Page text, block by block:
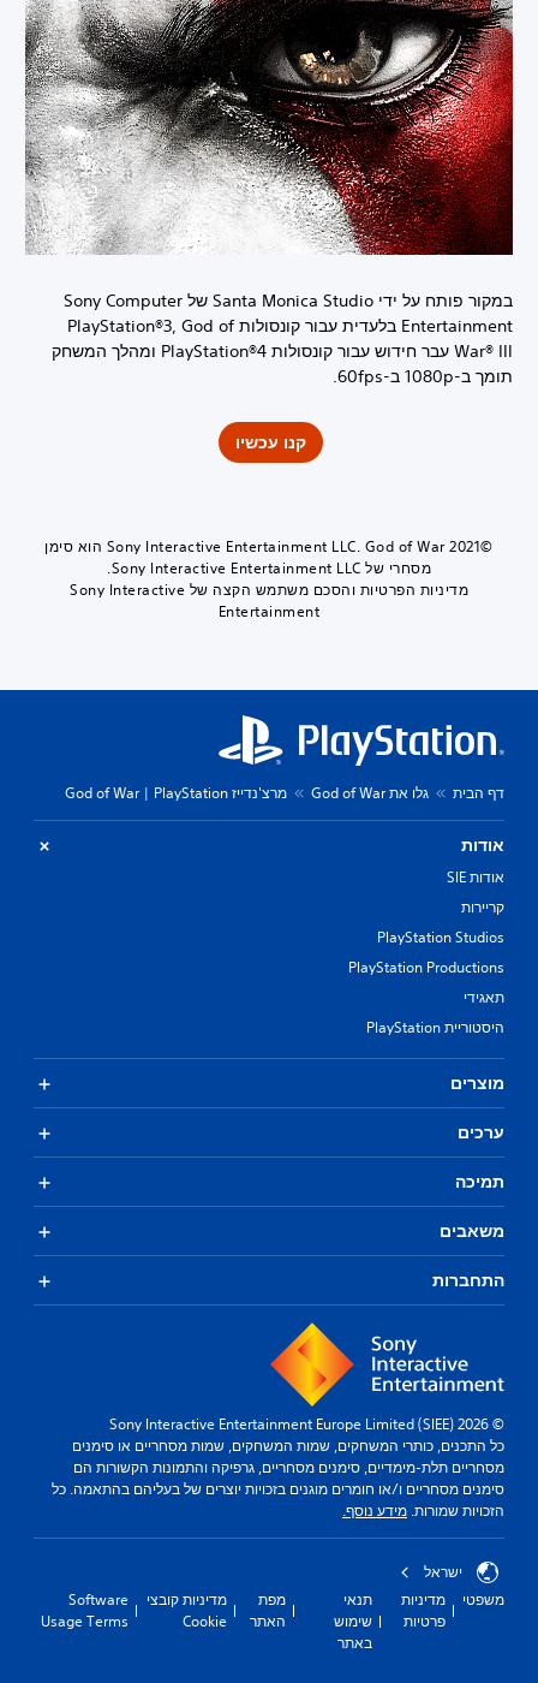
במקור פותח על ידי Santa Monica Studio של Sony Computer
Entertainment בלעדית עבור קונסולות PlayStation®3, God of
War® III עבר חידוש עבור קונסולות PlayStation®4 ומהלך המשחק
תומך ב-1080p ב-60fps.
קנו עכשיו
©2021 Sony Interactive Entertainment LLC. God of War הוא סימן
מסחרי של Sony Interactive Entertainment LLC.
מדיניות הפרטיות והסכם משתמש הקצה של Sony Interactive
Entertainment
דף הבית גלו את God of War מרצ'נדייז God of War | PlayStation
אודות
אודות SIE
קריירות
PlayStation Studios
PlayStation Productions
תאגידי
היסטוריית PlayStation
מוצרים
ערכים
תמיכה
משאבים
התחברות
© 2026 Sony Interactive Entertainment Europe Limited (SIEE)
כל התכנים, כותרי המשחקים, שמות המשחקים, שמות מסחריים או סימנים
מסחריים תלת-מימדיים, סימנים מסחריים, גרפיקה והתמונות הקשורות הם
סימנים מסחריים ו/או חומרים מוגנים בזכויות יוצרים של בעליהם בהתאמה. כל
הזכויות שמורות. מידע נוסף.
ישראל
משפטי
מדיניות
פרטיות
תנאי
שימוש
באתר
מפת
האתר
מדיניות קובצי
Cookie
Software
Usage Terms